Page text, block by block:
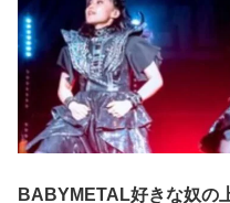
BABYMETAL好きな奴の